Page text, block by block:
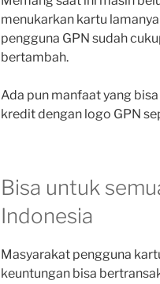
menukarkan kartu
pengguna GPN sudah
bertambah.
Ada pun manfaat yang
kredit dengan logo GPN
Bisa untuk
Indonesia
Masyarakat pengguna
keuntungan bisa